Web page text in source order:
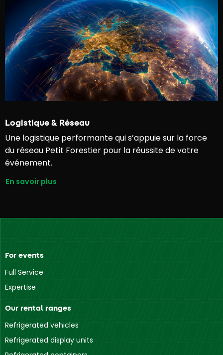
Logistique & Réseau
Une logistique performante qui s’appuie sur la force
du réseau Petit Forestier pour la réussite de votre
événement.
En savoir plus
For events
Full Service
Expertise
Our rental ranges
Refrigerated vehicles
Refrigerated display units